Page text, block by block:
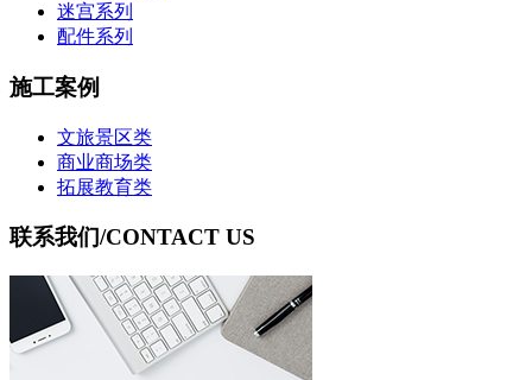
迷宫系列
配件系列
施工案例
文旅景区类
商业商场类
拓展教育类
联系我们/CONTACT US